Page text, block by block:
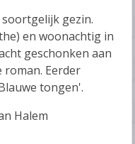
gezin.
en woonachtig in
geschonken aan
roman. Eerder
tongen'.
Halem